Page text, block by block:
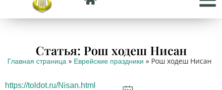
Статья: Рош ходеш Нисан
Главная страница » Еврейские праздники » Рош ходеш Нисан
https://toldot.ru/Nisan.html